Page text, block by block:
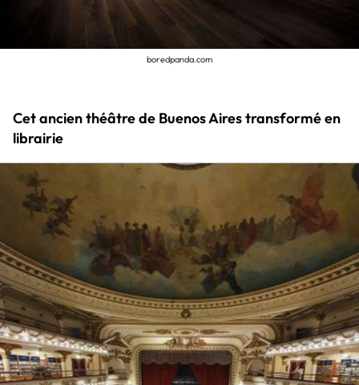
boredpanda.com
Cet ancien théâtre de Buenos Aires transformé en
librairie